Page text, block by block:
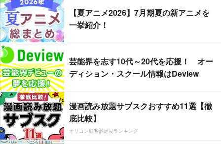
【夏アニメ2026】7月期夏の新アニメを
一挙紹介！
芸能界を志す10代～20代を応援！ オー
ディション・スクール情報はDeview
漫画読み放題サブスクおすすめ11選【徹
底比較】
オリコン顧客満足度ランキング